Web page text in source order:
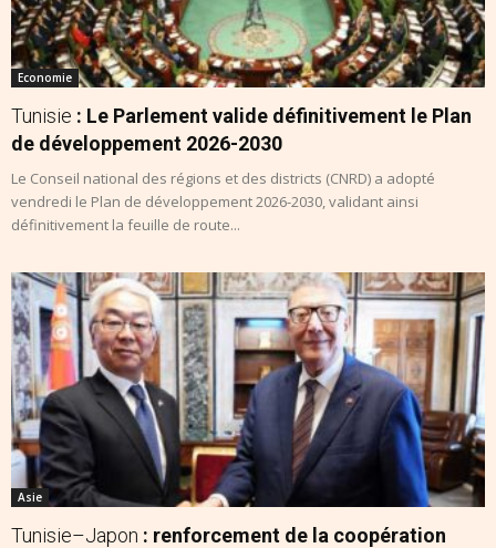
Economie
Tunisie : Le Parlement valide définitivement le Plan
de développement 2026-2030
Le Conseil national des régions et des districts (CNRD) a adopté
vendredi le Plan de développement 2026-2030, validant ainsi
définitivement la feuille de route...
Asie
Tunisie–Japon : renforcement de la coopération